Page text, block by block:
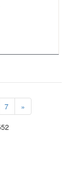
7 »